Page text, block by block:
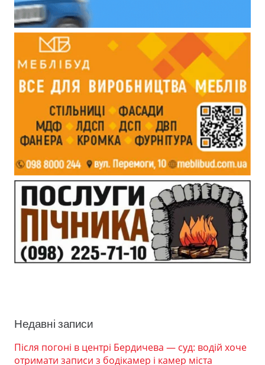
Недавні записи
Після погоні в центрі Бердичева — суд: водій хоче
отримати записи з бодікамер і камер міста